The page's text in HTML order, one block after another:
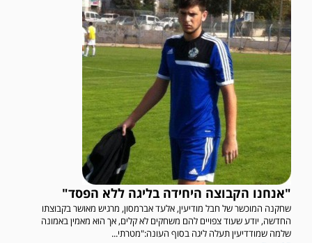
"אנחנו הקבוצה היחידה בליגה ללא הפסד"
שחקנה המוכשר של חבל מודיעין, אלעד אברמסון, מרגיש מאושר בקבוצתו
החדשה, יודע שעוד צפויים להם משחקים לא קלים, אך הוא מאמין באמונה
שלמה שמודדיעין תעלה ליגה בסוף העונה:"מטרתי...